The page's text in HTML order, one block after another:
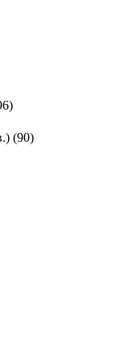
)
(90)